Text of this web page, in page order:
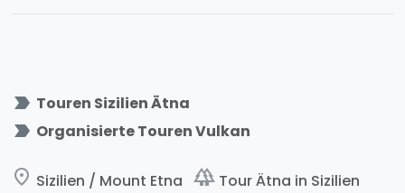
label_important Touren Sizilien Ätna
label_important Organisierte Touren Vulkan
place Sizilien / Mount Etna forest Tour Ätna in Sizilien